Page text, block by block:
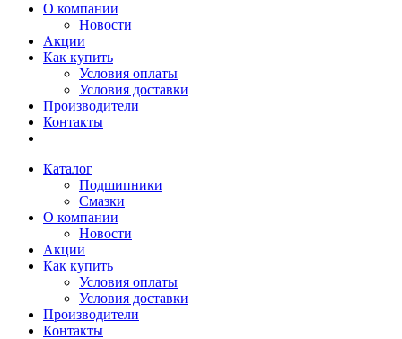
О компании
Новости
Акции
Как купить
Условия оплаты
Условия доставки
Производители
Контакты
Каталог
Подшипники
Смазки
О компании
Новости
Акции
Как купить
Условия оплаты
Условия доставки
Производители
Контакты